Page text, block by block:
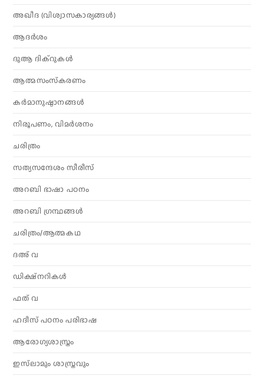
അഖീദ (വിശ്വാസകാര്യങ്ങള്‍)
ആദര്‍ശം
ദുആ ദിക്റുകൾ
ആത്മസംസ്‌കരണം
കര്‍മാനുഷ്ഠാനങ്ങള്‍
നിരൂപണം, വിമര്‍ശനം
ചരിത്രം
സത്യസന്ദേശം സീരീസ്
അറബി ഭാഷാ പഠനം
അറബി ഗ്രന്ഥങ്ങൾ
ചരിത്രം/ആത്മകഥ
ദഅ് വ
ഡിക്ഷ്നറികൾ
ഫത് വ
ഹദീസ് പഠനം പരിഭാഷ
ആരോഗ്യശാസ്ത്രം
ഇസ്‌ലാമും ശാസ്ത്രവും